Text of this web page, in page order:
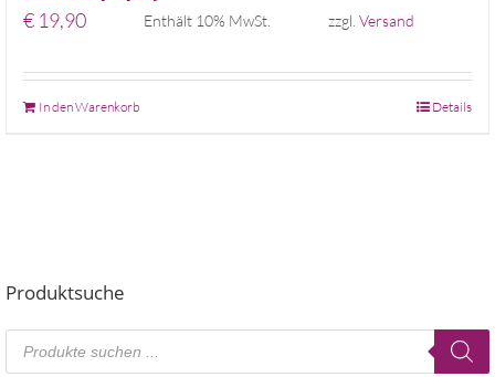
€ 19,90 Enthält 10% MwSt. zzgl. Versand
In den Warenkorb Details
Produktsuche
Products
search